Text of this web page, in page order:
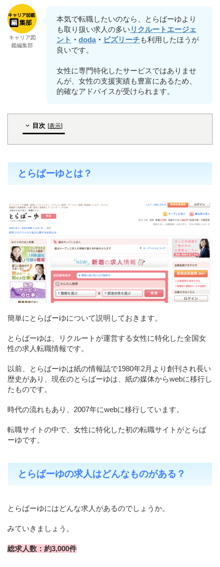
キャリア図
鑑編集部
本気で転職したいのなら、とらばーゆより
も取り扱い求人の多い リクルートエージェ
ント ・ doda・ ビズリーチも利用したほうが
良いです。
女性に専門特化したサービスではありませ
んが、女性の支援実績も豊富にあるため、
的確なアドバイスが受けられます。
目次 [表示]
とらばーゆとは？
簡単にとらばーゆについて説明しておきます。
とらばーゆは、リクルートが運営する女性に特化した全国女
性の求人転職情報です。
以前、とらばーゆは紙の情報誌で1980年2月より創刊され長い
歴史があり、現在のとらばーゆは、紙の媒体からwebに移行し
たものです。
時代の流れもあり、2007年にwebに移行しています。
転職サイトの中で、女性に特化した初の転職サイトがとらば
ーゆです。
とらばーゆの求人はどんなものがある？
とらばーゆにはどんな求人があるのでしょうか。
みていきましょう。
総求人数：約3,000件